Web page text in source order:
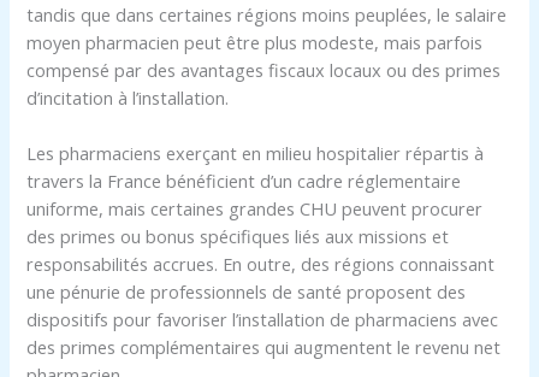
tandis que dans certaines régions moins peuplées, le salaire
moyen pharmacien peut être plus modeste, mais parfois
compensé par des avantages fiscaux locaux ou des primes
d’incitation à l’installation.
Les pharmaciens exerçant en milieu hospitalier répartis à
travers la France bénéficient d’un cadre réglementaire
uniforme, mais certaines grandes CHU peuvent procurer
des primes ou bonus spécifiques liés aux missions et
responsabilités accrues. En outre, des régions connaissant
une pénurie de professionnels de santé proposent des
dispositifs pour favoriser l’installation de pharmaciens avec
des primes complémentaires qui augmentent le revenu net